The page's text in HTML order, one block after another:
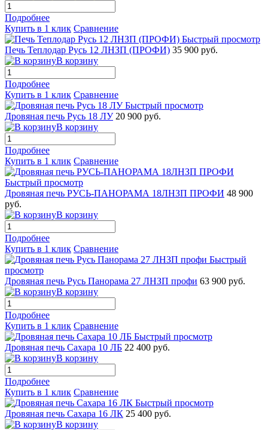
Подробнее
Купить в 1 клик Сравнение
Быстрый просмотр
Печь Теплодар Русь 12 ЛНЗП (ПРОФИ) 35 900 руб.
В корзину
Подробнее
Купить в 1 клик Сравнение
Быстрый просмотр
Дровяная печь Русь 18 ЛУ 20 900 руб.
В корзину
Подробнее
Купить в 1 клик Сравнение
Быстрый просмотр
Дровяная печь РУСЬ-ПАНОРАМА 18ЛНЗП ПРОФИ 48 900
руб.
В корзину
Подробнее
Купить в 1 клик Сравнение
Быстрый
просмотр
Дровяная печь Русь Панорама 27 ЛНЗП профи 63 900 руб.
В корзину
Подробнее
Купить в 1 клик Сравнение
Быстрый просмотр
Дровяная печь Сахара 10 ЛБ 22 400 руб.
В корзину
Подробнее
Купить в 1 клик Сравнение
Быстрый просмотр
Дровяная печь Сахара 16 ЛК 25 400 руб.
В корзину